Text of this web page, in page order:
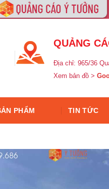
QUẢNG
Địa chỉ: 965/36
Xem bản đồ >
PHẨM TIN TỨC